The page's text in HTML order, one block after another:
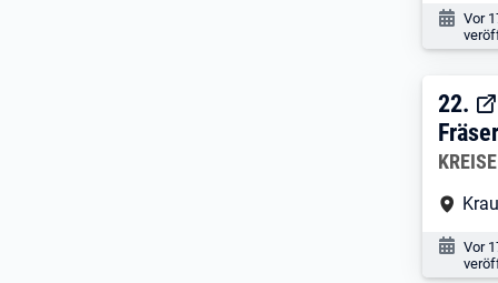
Vor
22.
22.
Vor